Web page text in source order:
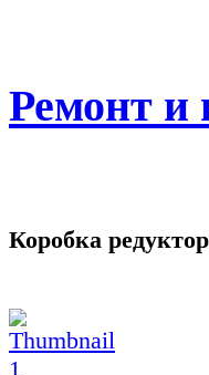
Ремонт и
Коробка